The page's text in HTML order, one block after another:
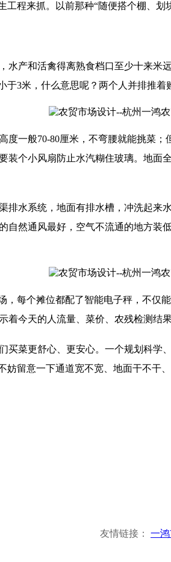
程来抓。以前那种“随便搭个棚、划
水产和活禽得离熟食档口至少十来
3米，什么意思呢？两个人并排推
一般70-80厘米，不弯腰就能挑菜
装个小风扇防止水汽糊住玻璃。地
排水系统，地面有排水槽，冲洗起
然通风最好，空气不流通的地方装
，每个摊位都配了智能电子秤，不
今天的人流量、菜价、农残检测结
菜更舒心、更安心。一个规划科学
妨留意一下通道宽不宽、地面干不
友情链接： 一